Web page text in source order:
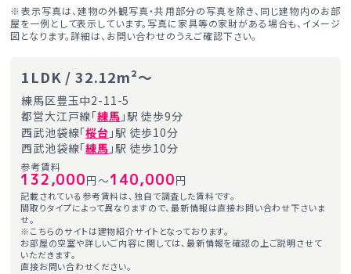
※表示写真は、建物の外観写真・共用部分の写真を除き、同じ建物内のお部
屋を一例として表示しています。写真に家具等の家財がある場合も、イメージ
図となります。詳細は、お問い合わせのうえご確認下さい。
1LDK / 32.12m²～
練馬区豊玉中2-11-5
都営大江戸線「練馬 」駅 徒歩9分
西武池袋線「桜台 」駅 徒歩10分
西武池袋線「練馬 」駅 徒歩10分
参考賃料
132,000円～140,000円
記載されている参考賃料は、独自で調査した賃料です。
間取りタイプによって異なりますので、最新情報は直接お問い合わせ下さいま
せ。
※こちらのサイトは建物紹介サイトとなっております。
お部屋の空室や詳しいご内容に関しては、最新情報を確認の上ご説明させて
いただきます。
直接お問い合わせください。